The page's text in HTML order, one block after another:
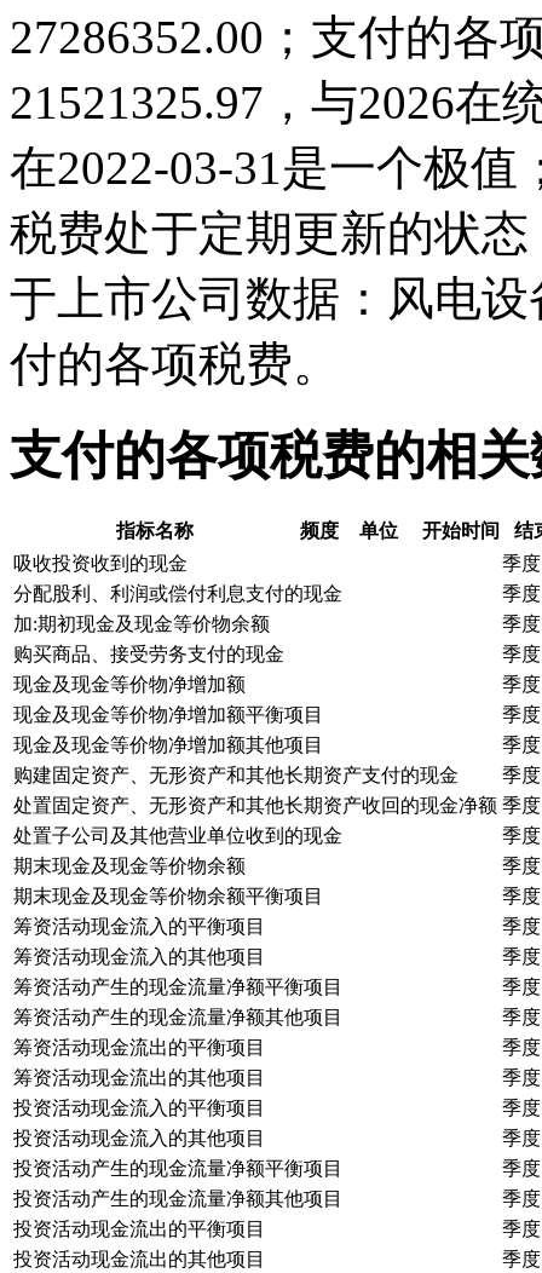
27286352.00；支付的各
21521325.97，与2026在
在2022-03-31是一个极
税费处于定期更新的状
于上市公司数据：风电
付的各项税费。
支付的各项税费的相
指标名称 频度 单位 开始时间
结
吸收投资收到的现金
季度
分配股利、利润或偿付利息支付的现金
季度
加:期初现金及现金等价物余额
季度
购买商品、接受劳务支付的现金
季度
现金及现金等价物净增加额
季度
现金及现金等价物净增加额平衡项目
季度
现金及现金等价物净增加额其他项目
季度
购建固定资产、无形资产和其他长期资产支付的现金
季度
处置固定资产、无形资产和其他长期资产收回的现金净额 季度
处置子公司及其他营业单位收到的现金
季度
期末现金及现金等价物余额
季度
期末现金及现金等价物余额平衡项目
季度
筹资活动现金流入的平衡项目
季度
筹资活动现金流入的其他项目
季度
筹资活动产生的现金流量净额平衡项目
季度
筹资活动产生的现金流量净额其他项目
季度
筹资活动现金流出的平衡项目
季度
筹资活动现金流出的其他项目
季度
投资活动现金流入的平衡项目
季度
投资活动现金流入的其他项目
季度
投资活动产生的现金流量净额平衡项目
季度
投资活动产生的现金流量净额其他项目
季度
投资活动现金流出的平衡项目
季度
投资活动现金流出的其他项目
季度